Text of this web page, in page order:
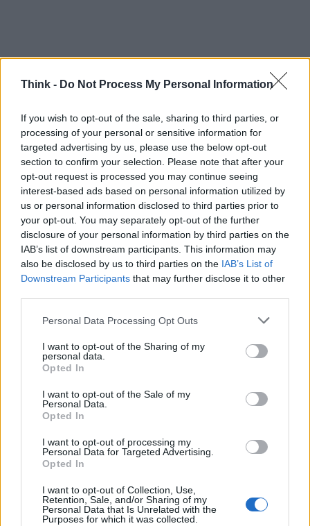
Think - Do Not Process My Personal Information
If you wish to opt-out of the sale, sharing to third parties, or
processing of your personal or sensitive information for
targeted advertising by us, please use the below opt-out
section to confirm your selection. Please note that after your
opt-out request is processed you may continue seeing
interest-based ads based on personal information utilized by
us or personal information disclosed to third parties prior to
your opt-out. You may separately opt-out of the further
disclosure of your personal information by third parties on the
IAB’s list of downstream participants. This information may
also be disclosed by us to third parties on the IAB’s List of
Downstream Participants that may further disclose it to other
Please note that this website/app uses one or more Google
not limited to your visit or usage behaviour. You may click to
grant or deny consent to Google and its third-party tags to
use your data for below specified purposes in below Google
consent section.
Personal Data Processing Opt Outs
I want to opt-out of the Sharing of my
personal data.
Opted In
I want to opt-out of the Sale of my
Personal Data.
Opted In
I want to opt-out of processing my
Personal Data for Targeted Advertising.
Opted In
I want to opt-out of Collection, Use,
Retention, Sale, and/or Sharing of my
Personal Data that Is Unrelated with the
Purposes for which it was collected.
Come sono cambiati usi e costumi nel
tempo
La metamorfosi dello stile di vita del XXI secolo
Occupandosi di alimentare dicasteri, uffici, musei e
ogni altro edificio di sua pertinenza a sole, acqua e